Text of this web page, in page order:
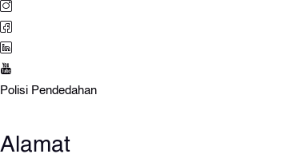
Polisi Pendedahan
Alamat